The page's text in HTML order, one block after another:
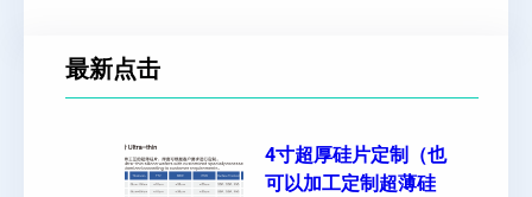
最新点击
4寸超厚硅片定制（也
可以加工定制超薄硅